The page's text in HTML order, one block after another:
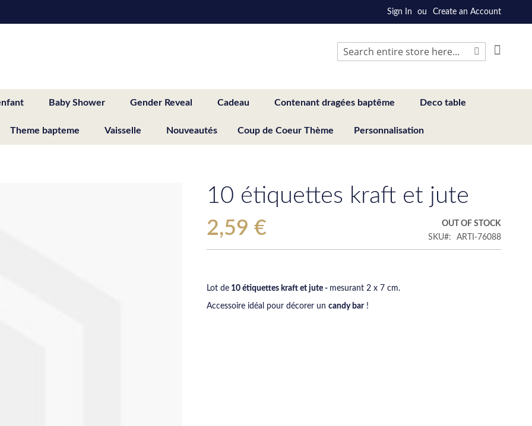
Sign In Create an Account
Search
Baby Shower Gender Reveal Cadeau Contenant dragées baptême Deco table
Theme bapteme Vaisselle Nouveautés Coup de Coeur Thème Personnalisation
10 étiquettes kraft et jute
2,59 €
OUT OF STOCK
SKU
ARTI-76088
Lot de 10 étiquettes kraft et jute - mesurant 2 x 7 cm.
Accessoire idéal pour décorer un candy bar!